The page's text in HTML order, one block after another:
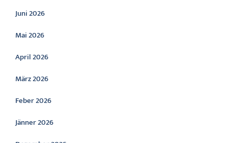
Juni 2026
Mai 2026
April 2026
März 2026
Feber 2026
Jänner 2026